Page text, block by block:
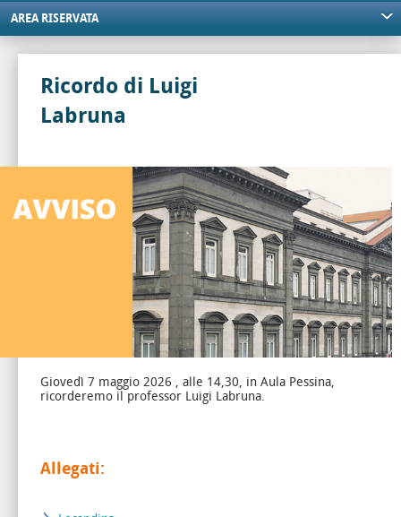
AREA RISERVATA
Ricordo di Luigi
Labruna
Giovedì 7 maggio 2026 , alle 14,30, in Aula Pessina,
ricorderemo il professor Luigi Labruna.
Allegati: